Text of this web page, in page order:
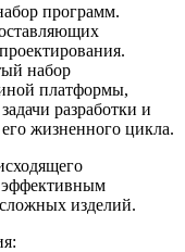
программ.
набор
платформы,
разработки и
жизненного цикла.
эффективным
изделий.